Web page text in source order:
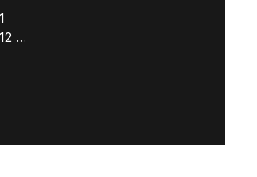
Trackdays : +33 6 87 67 12 94